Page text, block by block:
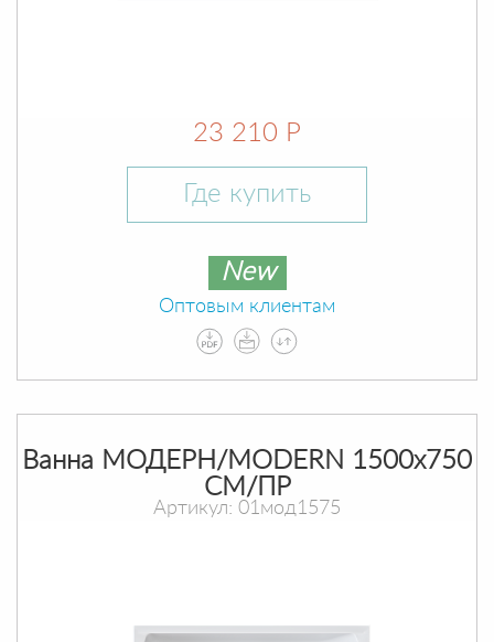
23 210 Р
Где купить
New
Оптовым клиентам
Ванна МОДЕРН/MODERN 1500х750
СМ/ПР
Артикул: 01мод1575